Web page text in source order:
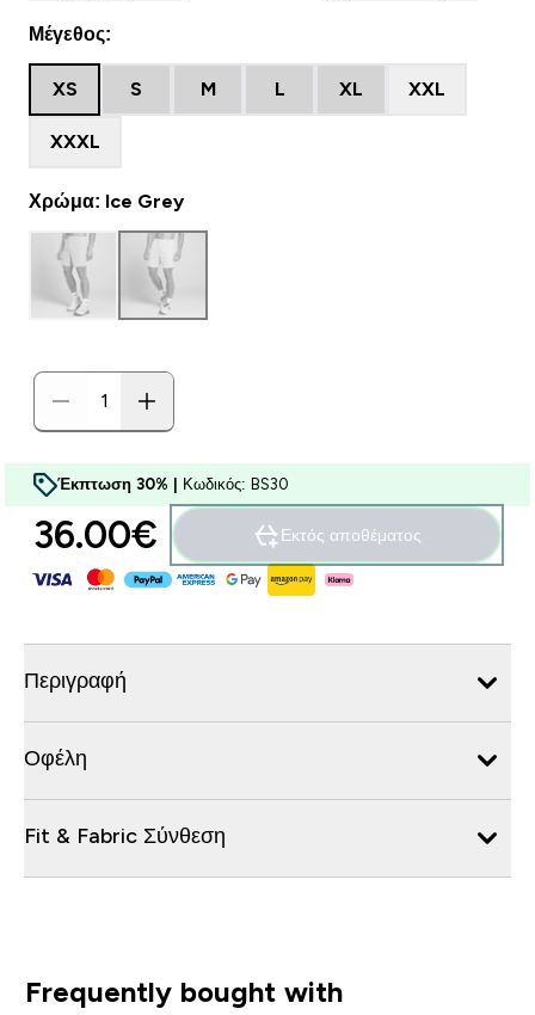
Μέγεθος:
XS S M L XL XXL
XXXL
Χρώμα: Ice Grey
Έκπτωση 30% | Κωδικός: BS30
36.00€‎ Εκτός αποθέματος
Περιγραφή
Οφέλη
Fit & Fabric Σύνθεση
Frequently bought with